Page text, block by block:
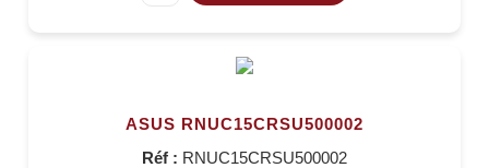
ASUS RNUC15CRSU500002
Réf : RNUC15CRSU500002